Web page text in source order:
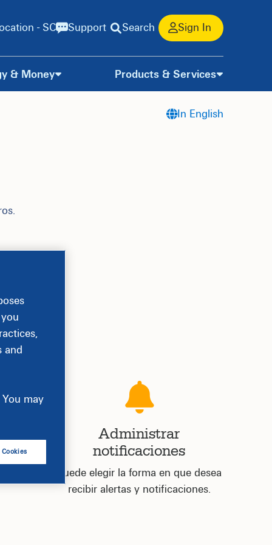
- SC Support Search Sign In
& Money Products & Services
In English
to a
Administrar
notificaciones
Puede elegir la forma en que desea
recibir alertas y notificaciones.
and
may